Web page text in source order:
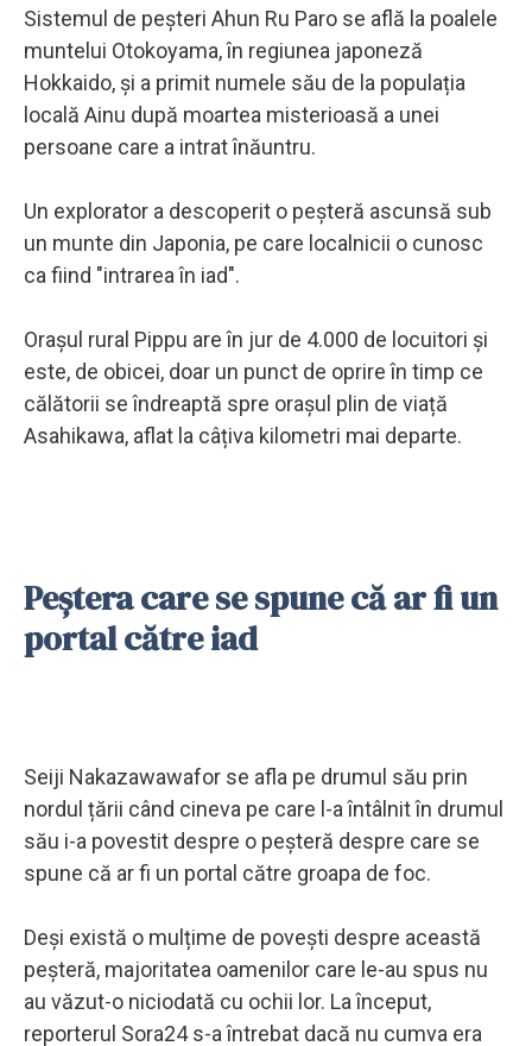
Sistemul de peșteri Ahun Ru Paro se află la poalele
muntelui Otokoyama, în regiunea japoneză
Hokkaido, și a primit numele său de la populația
locală Ainu după moartea misterioasă a unei
persoane care a intrat înăuntru.
Un explorator a descoperit o peșteră ascunsă sub
un munte din Japonia, pe care localnicii o cunosc
ca fiind "intrarea în iad".
Orașul rural Pippu are în jur de 4.000 de locuitori și
este, de obicei, doar un punct de oprire în timp ce
călătorii se îndreaptă spre orașul plin de viață
Asahikawa, aflat la câțiva kilometri mai departe.
Peștera care se spune că ar fi un
portal către iad
Seiji Nakazawawafor se afla pe drumul său prin
nordul țării când cineva pe care l-a întâlnit în drumul
său i-a povestit despre o peșteră despre care se
spune că ar fi un portal către groapa de foc.
Deși există o mulțime de povești despre această
peșteră, majoritatea oamenilor care le-au spus nu
au văzut-o niciodată cu ochii lor. La început,
reporterul Sora24 s-a întrebat dacă nu cumva era